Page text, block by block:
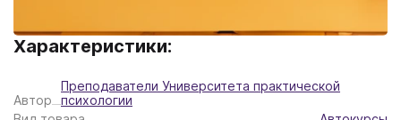
Характеристики:
Автор
Преподаватели Университета практической
психологии